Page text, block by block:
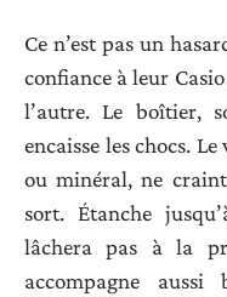
Ce n’est pas un
confiance à leur
l’autre. Le boîtier,
encaisse les chocs.
ou minéral, ne
sort. Étanche
lâchera pas à la
accompagne